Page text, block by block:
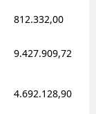
812.332,00
9.427.909,72
4.692.128,90